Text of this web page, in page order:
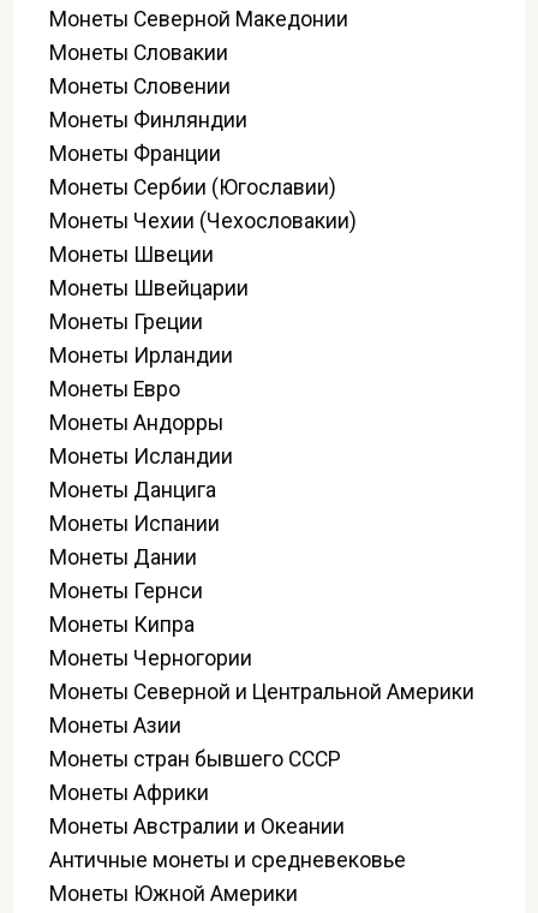
Монеты Северной Македонии
Монеты Словакии
Монеты Словении
Монеты Финляндии
Монеты Франции
Монеты Сербии (Югославии)
Монеты Чехии (Чехословакии)
Монеты Швеции
Монеты Швейцарии
Монеты Греции
Монеты Ирландии
Монеты Евро
Монеты Андорры
Монеты Исландии
Монеты Данцига
Монеты Испании
Монеты Дании
Монеты Гернси
Монеты Кипра
Монеты Черногории
Монеты Северной и Центральной Америки
Монеты Азии
Монеты стран бывшего СССР
Монеты Африки
Монеты Австралии и Океании
Античные монеты и средневековье
Монеты Южной Америки